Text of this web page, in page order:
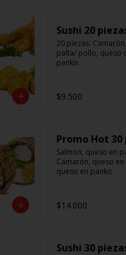
Sushi 20
20 piezas.
palta/ pollo, queso
panko.
$9.500
Promo Hot 30
Salmon, queso en
Camarón, queso
queso en panko.
$14.000
Sushi 30